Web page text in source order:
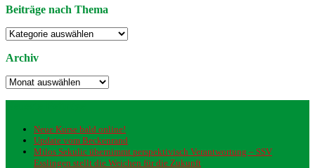
Beiträge nach Thema
Beiträge
nach
Thema
Archiv
Archiv
Neue Kurse bald online!
Update vom Beckenrand
Milos Sekulic übernimmt perspektivisch Verantwortung – SSV
Esslingen stellt die Weichen für die Zukunft